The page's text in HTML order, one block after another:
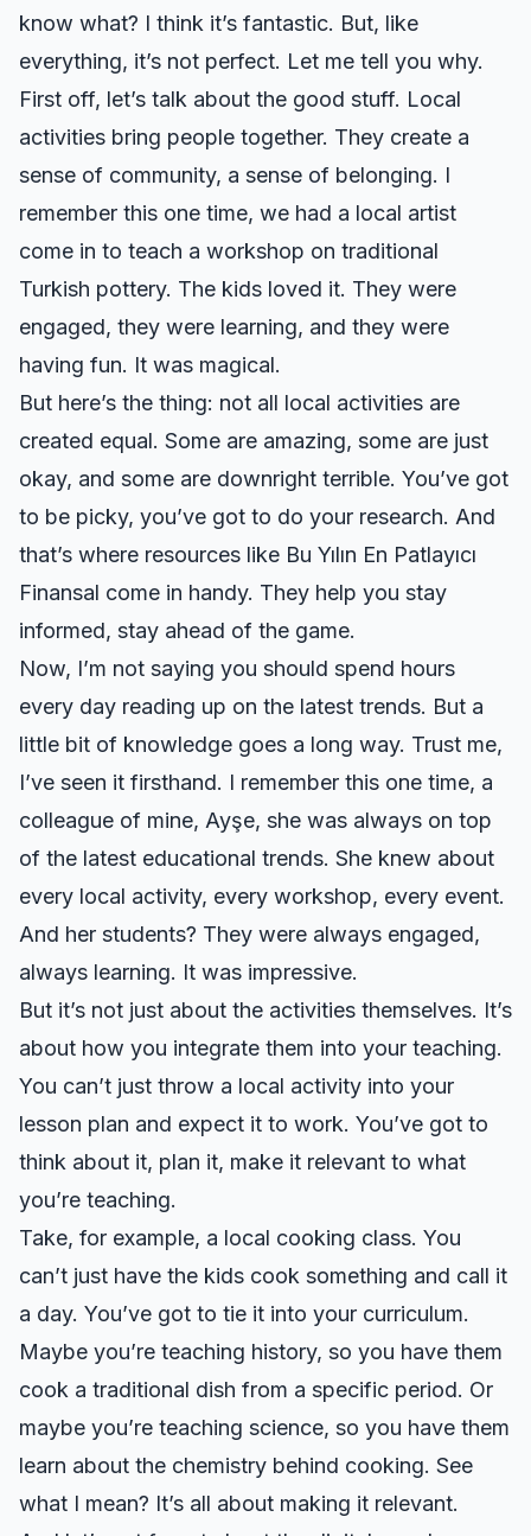
know what? I think it’s fantastic. But, like
everything, it’s not perfect. Let me tell you why.
First off, let’s talk about the good stuff. Local
activities bring people together. They create a
sense of community, a sense of belonging. I
remember this one time, we had a local artist
come in to teach a workshop on traditional
Turkish pottery. The kids loved it. They were
engaged, they were learning, and they were
having fun. It was magical.
But here’s the thing: not all local activities are
created equal. Some are amazing, some are just
okay, and some are downright terrible. You’ve got
to be picky, you’ve got to do your research. And
that’s where resources like Bu Yılın En Patlayıcı
Finansal come in handy. They help you stay
informed, stay ahead of the game.
Now, I’m not saying you should spend hours
every day reading up on the latest trends. But a
little bit of knowledge goes a long way. Trust me,
I’ve seen it firsthand. I remember this one time, a
colleague of mine, Ayşe, she was always on top
of the latest educational trends. She knew about
every local activity, every workshop, every event.
And her students? They were always engaged,
always learning. It was impressive.
But it’s not just about the activities themselves. It’s
about how you integrate them into your teaching.
You can’t just throw a local activity into your
lesson plan and expect it to work. You’ve got to
think about it, plan it, make it relevant to what
you’re teaching.
Take, for example, a local cooking class. You
can’t just have the kids cook something and call it
a day. You’ve got to tie it into your curriculum.
Maybe you’re teaching history, so you have them
cook a traditional dish from a specific period. Or
maybe you’re teaching science, so you have them
learn about the chemistry behind cooking. See
what I mean? It’s all about making it relevant.